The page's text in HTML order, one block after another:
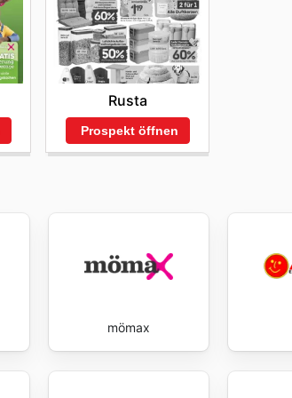
Rusta
Prospekt öffnen
mömax